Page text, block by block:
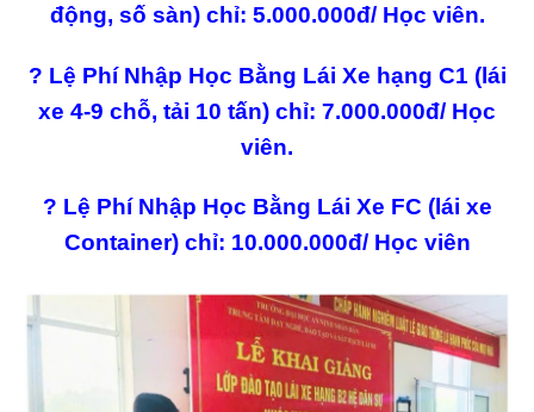
động, số sàn) chỉ: 5.000.000đ/ Học viên.
? Lệ Phí Nhập Học Bằng Lái Xe hạng C1 (lái
xe 4-9 chỗ, tải 10 tấn) chỉ: 7.000.000đ/ Học
viên.
? Lệ Phí Nhập Học Bằng Lái Xe FC (lái xe
Container) chỉ: 10.000.000đ/ Học viên